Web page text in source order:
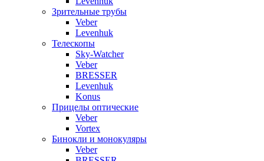
Зрительные трубы
Veber
Levenhuk
Телескопы
Sky-Watcher
Veber
BRESSER
Levenhuk
Konus
Прицелы оптические
Veber
Vortex
Бинокли и монокуляры
Veber